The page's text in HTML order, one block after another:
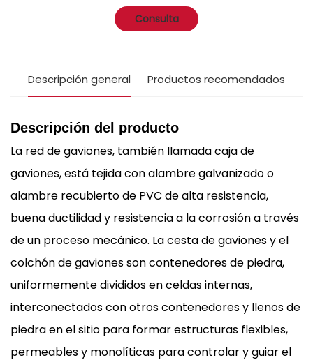
Consulta
Descripción general Productos recomendados
Descripción del producto
La red de gaviones, también llamada caja de
gaviones, está tejida con alambre galvanizado o
alambre recubierto de PVC de alta resistencia,
buena ductilidad y resistencia a la corrosión a través
de un proceso mecánico. La cesta de gaviones y el
colchón de gaviones son contenedores de piedra,
uniformemente divididos en celdas internas,
interconectados con otros contenedores y llenos de
piedra en el sitio para formar estructuras flexibles,
permeables y monolíticas para controlar y guiar el